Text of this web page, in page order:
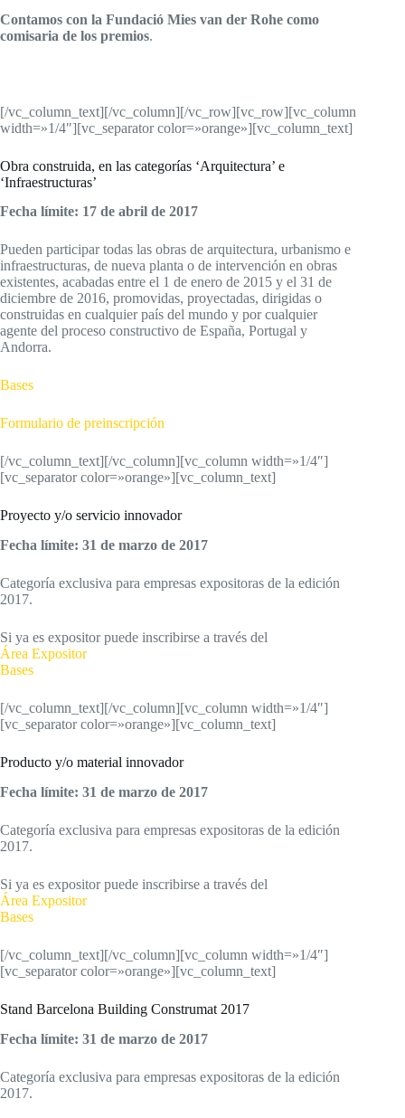
Contamos con la Fundació Mies van der Rohe como
comisaria de los premios.
[/vc_column_text][/vc_column][/vc_row][vc_row][vc_column
width=»1/4″][vc_separator color=»orange»][vc_column_text]
Obra construida, en las categorías ‘Arquitectura’ e
‘Infraestructuras’
Fecha límite: 17 de abril de 2017
Pueden participar todas las obras de arquitectura, urbanismo e
infraestructuras, de nueva planta o de intervención en obras
existentes, acabadas entre el 1 de enero de 2015 y el 31 de
diciembre de 2016, promovidas, proyectadas, dirigidas o
construidas en cualquier país del mundo y por cualquier
agente del proceso constructivo de España, Portugal y
Andorra.
Bases
Formulario de preinscripción
[/vc_column_text][/vc_column][vc_column width=»1/4″]
[vc_separator color=»orange»][vc_column_text]
Proyecto y/o servicio innovador
Fecha límite: 31 de marzo de 2017
Categoría exclusiva para empresas expositoras de la edición
2017.
Si ya es expositor puede inscribirse a través del
Área Expositor
Bases
[/vc_column_text][/vc_column][vc_column width=»1/4″]
[vc_separator color=»orange»][vc_column_text]
Producto y/o material innovador
Fecha límite: 31 de marzo de 2017
Categoría exclusiva para empresas expositoras de la edición
2017.
Si ya es expositor puede inscribirse a través del
Área Expositor
Bases
[/vc_column_text][/vc_column][vc_column width=»1/4″]
[vc_separator color=»orange»][vc_column_text]
Stand Barcelona Building Construmat 2017
Fecha límite: 31 de marzo de 2017
Categoría exclusiva para empresas expositoras de la edición
2017.